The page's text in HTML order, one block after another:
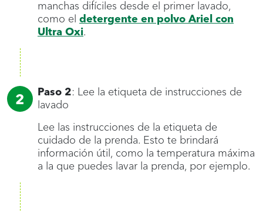
manchas difíciles desde el primer lavado,
como el detergente en polvo Ariel con
Ultra Oxi.
Paso 2: Lee la etiqueta de instrucciones de
lavado
Lee las instrucciones de la etiqueta de
cuidado de la prenda. Esto te brindará
información útil, como la temperatura máxima
a la que puedes lavar la prenda, por ejemplo.